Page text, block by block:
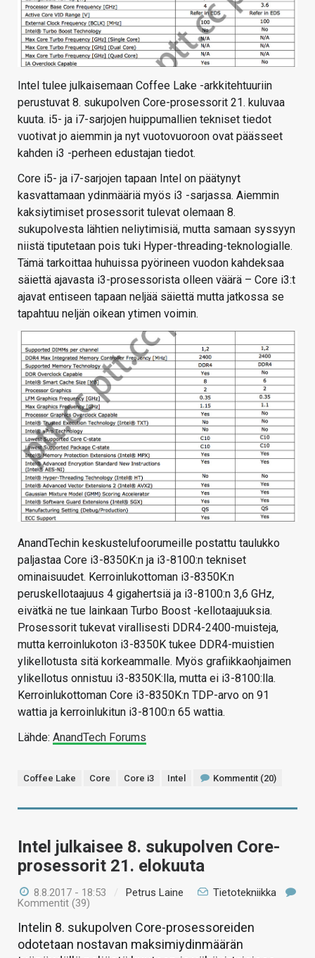
Intel tulee julkaisemaan Coffee Lake -arkkitehtuuriin
perustuvat 8. sukupolven Core-prosessorit 21. kuluvaa
kuuta. i5- ja i7-sarjojen huippumallien tekniset tiedot
vuotivat jo aiemmin ja nyt vuotovuoroon ovat päässeet
kahden i3 -perheen edustajan tiedot.
Core i5- ja i7-sarjojen tapaan Intel on päätynyt
kasvattamaan ydinmääriä myös i3 -sarjassa. Aiemmin
kaksiytimiset prosessorit tulevat olemaan 8.
sukupolvesta lähtien neliytimisiä, mutta samaan syssyyn
niistä tiputetaan pois tuki Hyper-threading-teknologialle.
Tämä tarkoittaa huhuissa pyörineen vuodon kahdeksaa
säiettä ajavasta i3-prosessorista olleen väärä – Core i3:t
ajavat entiseen tapaan neljää säiettä mutta jatkossa se
tapahtuu neljän oikean ytimen voimin.
AnandTechin keskustelufoorumeille postattu taulukko
paljastaa Core i3-8350K:n ja i3-8100:n tekniset
ominaisuudet. Kerroinlukottoman i3-8350K:n
peruskellotaajuus 4 gigahertsiä ja i3-8100:n 3,6 GHz,
eivätkä ne tue lainkaan Turbo Boost -kellotaajuuksia.
Prosessorit tukevat virallisesti DDR4-2400-muisteja,
mutta kerroinlukoton i3-8350K tukee DDR4-muistien
ylikellotusta sitä korkeammalle. Myös grafiikkaohjaimen
ylikellotus onnistuu i3-8350K:lla, mutta ei i3-8100:lla.
Kerroinlukottoman Core i3-8350K:n TDP-arvo on 91
wattia ja kerroinlukitun i3-8100:n 65 wattia.
Lähde: AnandTech Forums
Coffee Lake Core Core i3 Intel Kommentit (20)
Intel julkaisee 8. sukupolven Core-
prosessorit 21. elokuuta
8.8.2017 - 18:53 / Petrus Laine
Tietotekniikka
Kommentit (39)
Intelin 8. sukupolven Core-prosessoreiden
odotetaan nostavan maksimiydinmäärän